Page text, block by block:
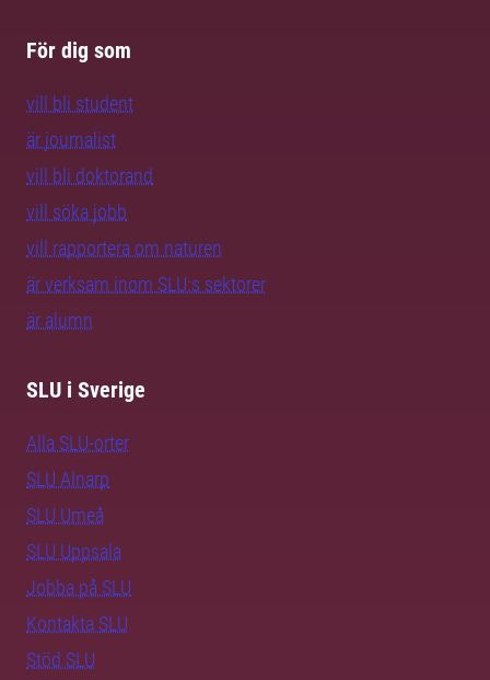
För dig som
vill bli student
är journalist
vill bli doktorand
vill söka jobb
vill rapportera om naturen
är verksam inom SLU:s sektorer
är alumn
SLU i Sverige
Alla SLU-orter
SLU Alnarp
SLU Umeå
SLU Uppsala
Jobba på SLU
Kontakta SLU
Stöd SLU